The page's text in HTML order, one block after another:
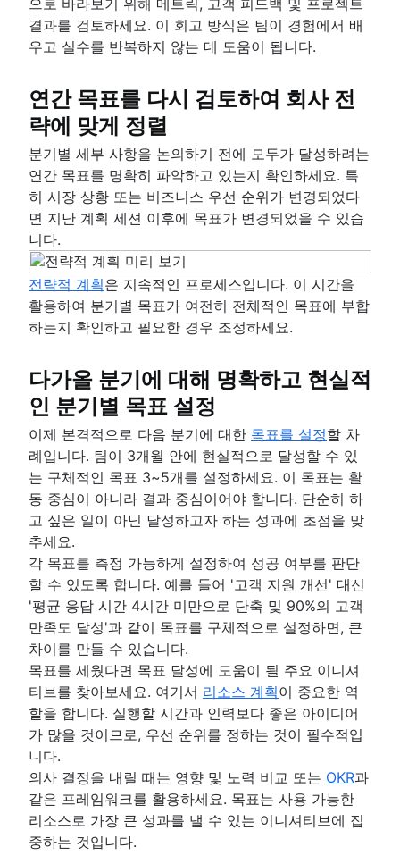
결과를 검토하세요. 이 회고 방식은 팀이 경험에서 배
우고 실수를 반복하지 않는 데 도움이 됩니다.
연간 목표를 다시 검토하여 회사 전
략에 맞게 정렬
분기별 세부 사항을 논의하기 전에 모두가 달성하려는
연간 목표를 명확히 파악하고 있는지 확인하세요. 특
히 시장 상황 또는 비즈니스 우선 순위가 변경되었다
면 지난 계획 세션 이후에 목표가 변경되었을 수 있습
니다.
전략적 계획은 지속적인 프로세스입니다. 이 시간을
활용하여 분기별 목표가 여전히 전체적인 목표에 부합
하는지 확인하고 필요한 경우 조정하세요.
다가올 분기에 대해 명확하고 현실적
인 분기별 목표 설정
이제 본격적으로 다음 분기에 대한 목표를 설정할 차
례입니다. 팀이 3개월 안에 현실적으로 달성할 수 있
는 구체적인 목표 3~5개를 설정하세요. 이 목표는 활
동 중심이 아니라 결과 중심이어야 합니다. 단순히 하
고 싶은 일이 아닌 달성하고자 하는 성과에 초점을 맞
추세요.
각 목표를 측정 가능하게 설정하여 성공 여부를 판단
할 수 있도록 합니다. 예를 들어 '고객 지원 개선' 대신
'평균 응답 시간 4시간 미만으로 단축 및 90%의 고객
만족도 달성'과 같이 목표를 구체적으로 설정하면, 큰
차이를 만들 수 있습니다.
목표를 세웠다면 목표 달성에 도움이 될 주요 이니셔
티브를 찾아보세요. 여기서 리소스 계획이 중요한 역
할을 합니다. 실행할 시간과 인력보다 좋은 아이디어
가 많을 것이므로, 우선 순위를 정하는 것이 필수적입
니다.
의사 결정을 내릴 때는 영향 및 노력 비교 또는 OKR과
같은 프레임워크를 활용하세요. 목표는 사용 가능한
리소스로 가장 큰 성과를 낼 수 있는 이니셔티브에 집
중하는 것입니다.